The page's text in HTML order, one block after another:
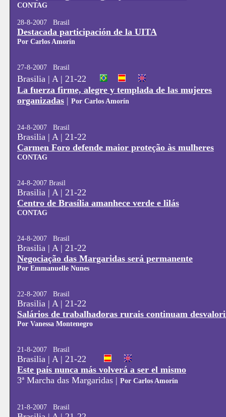
CONTAG
28-8-2007 Brasil
Destacada participación de la UITA
Por Carlos Amorín
27-8-2007 Brasil
Brasilia | A | 21-22
La fuerza firme, alegre y templada de las mujeres
organizadas | Por Carlos Amorín
24-8-2007 Brasil
Brasilia | A | 21-22
Carmen Foro defende maior proteção às mulheres
CONTAG
24-8-2007 Brasil
Brasilia | A | 21-22
Centro de Brasília amanhece verde e lilás
CONTAG
24-8-2007 Brasil
Brasilia | A | 21-22
Negociação das Margaridas será permanente
Por Emmanuelle Nunes
22-8-2007 Brasil
Brasilia | A | 21-22
Salários de trabalhadoras rurais continuam
Por Vanessa Montenegro
21-8-2007 Brasil
Brasilia | A | 21-22
Este país nunca más volverá a ser el mismo
3ª Marcha das Margaridas | Por Carlos Amorín
21-8-2007 Brasil